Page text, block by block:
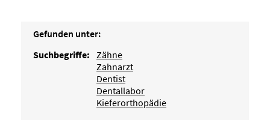
Gefunden unter:
Suchbegriffe: Zähne
Zahnarzt
Dentist
Dentallabor
Kieferorthopädie